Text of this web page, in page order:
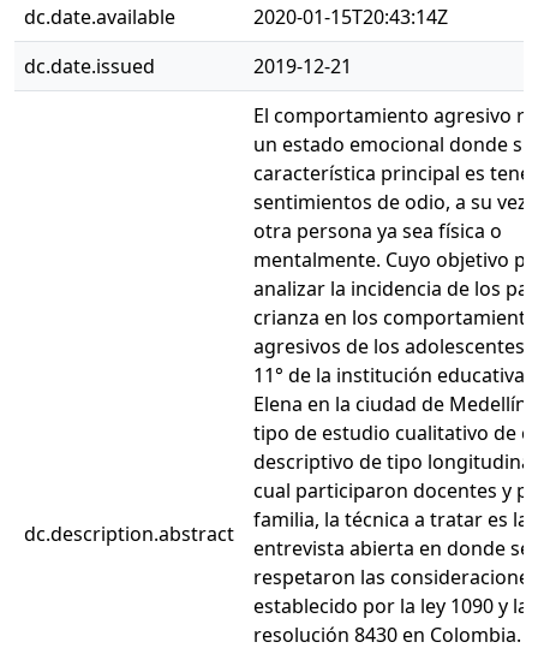
dc.date.available
2020-01-15T20:43:14Z
dc.date.issued
2019-12-21
dc.description.abstract
El comportamiento agresivo
un estado emocional donde su
característica principal es tener
sentimientos de odio, a su vez
otra persona ya sea física o
mentalmente. Cuyo objetivo
analizar la incidencia de los
crianza en los
agresivos de los adolescentes
11° de la institución educativa
Elena en la ciudad de Medellín.
tipo de estudio cualitativo de
descriptivo de tipo
cual participaron docentes y
familia, la técnica a tratar es la,
entrevista abierta en donde se
respetaron las
establecido por la ley 1090 y la
resolución 8430 en Colombia.